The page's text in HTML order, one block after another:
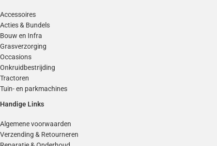
Accessoires
Acties & Bundels
Bouw en Infra
Grasverzorging
Occasions
Onkruidbestrijding
Tractoren
Tuin- en parkmachines
Handige Links
Algemene voorwaarden
Verzending & Retourneren